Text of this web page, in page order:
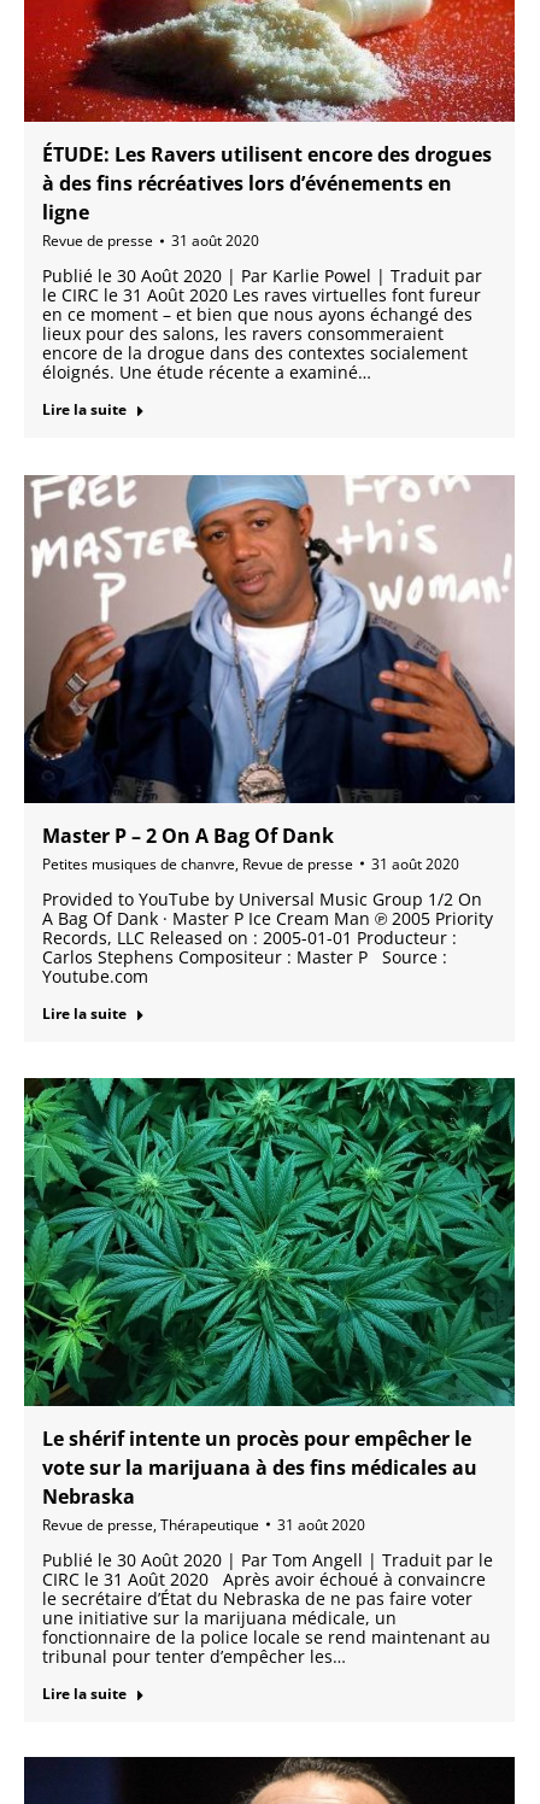
ÉTUDE: Les Ravers utilisent encore des drogues
à des fins récréatives lors d’événements en
ligne
Revue de presse 31 août 2020
Publié le 30 Août 2020 | Par Karlie Powel | Traduit par
le CIRC le 31 Août 2020 Les raves virtuelles font fureur
en ce moment – et bien que nous ayons échangé des
lieux pour des salons, les ravers consommeraient
encore de la drogue dans des contextes socialement
éloignés. Une étude récente a examiné…
Lire la suite
Master P – 2 On A Bag Of Dank
Petites musiques de chanvre, Revue de presse 31 août 2020
Provided to YouTube by Universal Music Group 1/2 On
A Bag Of Dank · Master P Ice Cream Man ℗ 2005 Priority
Records, LLC Released on : 2005-01-01 Producteur :
Carlos Stephens Compositeur : Master P Source :
Youtube.com
Lire la suite
Le shérif intente un procès pour empêcher le
vote sur la marijuana à des fins médicales au
Nebraska
Revue de presse,Thérapeutique 31 août 2020
Publié le 30 Août 2020 | Par Tom Angell | Traduit par le
CIRC le 31 Août 2020 Après avoir échoué à convaincre
le secrétaire d’État du Nebraska de ne pas faire voter
une initiative sur la marijuana médicale, un
fonctionnaire de la police locale se rend maintenant au
tribunal pour tenter d’empêcher les…
Lire la suite